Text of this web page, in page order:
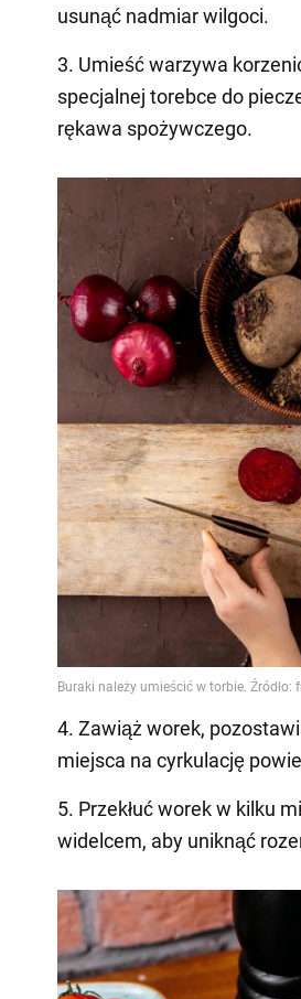
usunąć nadmiar wilgoci.
3. Umieść warzywa
specjalnej torebce do
rękawa spożywczego.
4. Zawiąż worek,
miejsca na cyrkulację
5. Przekłuć worek w kilku
widelcem, aby uniknąć